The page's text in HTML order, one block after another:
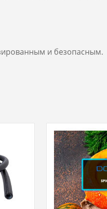
и безопасным.